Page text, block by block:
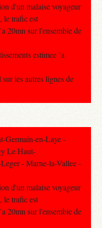
d'un malaise voyageur
le trafic est
20mn sur l'ensemble de
estimee `a
les autres lignes de
Germain-en-Laye -
Le Haut-
- Marne-la-Vallee -
d'un malaise voyageur
le trafic est
20mn sur l'ensemble de